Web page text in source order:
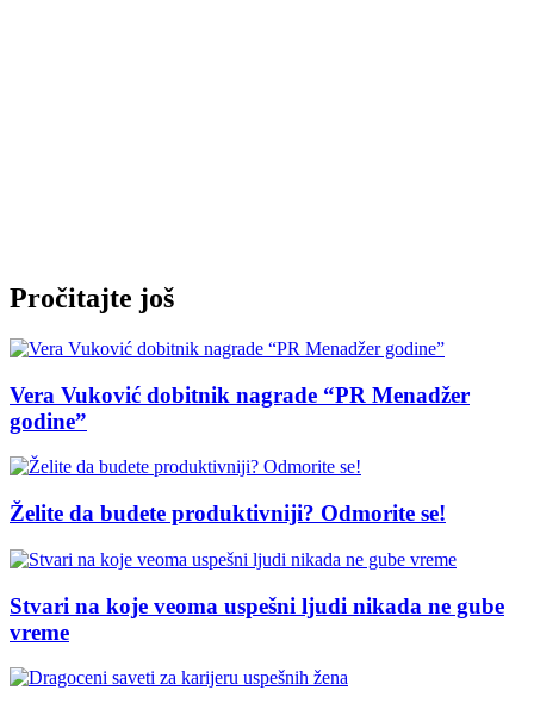
Pročitajte još
Vera Vuković dobitnik nagrade “PR Menadžer
godine”
Želite da budete produktivniji? Odmorite se!
Stvari na koje veoma uspešni ljudi nikada ne gube
vreme